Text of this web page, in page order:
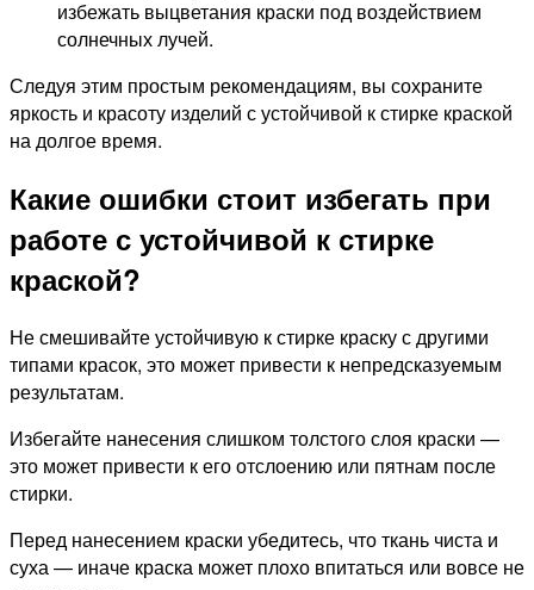
избежать выцветания краски под воздействием
солнечных лучей.
Следуя этим простым рекомендациям, вы сохраните
яркость и красоту изделий с устойчивой к стирке краской
на долгое время.
Какие ошибки стоит избегать при
работе с устойчивой к стирке
краской?
Не смешивайте устойчивую к стирке краску с другими
типами красок, это может привести к непредсказуемым
результатам.
Избегайте нанесения слишком толстого слоя краски —
это может привести к его отслоению или пятнам после
стирки.
Перед нанесением краски убедитесь, что ткань чиста и
суха — иначе краска может плохо впитаться или вовсе не